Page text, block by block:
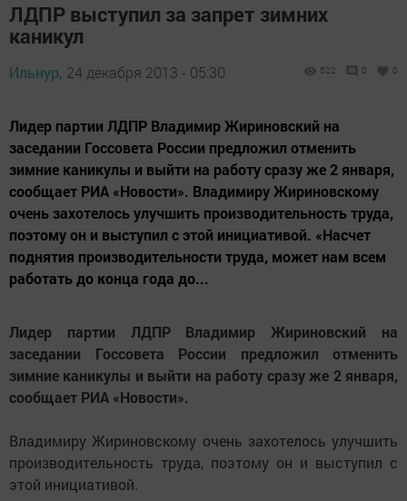
ЛДПР выступил за запрет зимних
каникул
Ильнур, 24 декабря 2013 - 05:30 522 0 0
Лидер партии ЛДПР Владимир Жириновский на
заседании Госсовета России предложил отменить
зимние каникулы и выйти на работу сразу же 2 января,
сообщает РИА «Новости». Владимиру Жириновскому
очень захотелось улучшить производительность труда,
поэтому он и выступил с этой инициативой. «Насчет
поднятия производительности труда, может нам всем
работать до конца года до...
Лидер партии ЛДПР Владимир Жириновский на
заседании Госсовета России предложил отменить
зимние каникулы и выйти на работу сразу же 2 января,
сообщает РИА «Новости».
Владимиру Жириновскому очень захотелось улучшить
производительность труда, поэтому он и выступил с
этой инициативой.